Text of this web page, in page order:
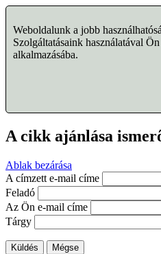
Weboldalunk a jobb
Szolgáltatásaink használatával
alkalmazásába.
A cikk ajánlása
Ablak bezárása
A címzett e-mail címe
Feladó
Az Ön e-mail címe
Tárgy
Küldés Mégse